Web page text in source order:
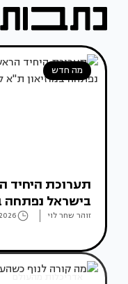
מה חדש
תערוכת היחיד
בישראל נפתחה
זוהר שחר לוי
אדריכלות מהעולם